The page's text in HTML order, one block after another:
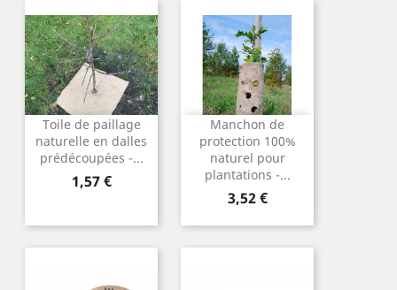
Toile de paillage
naturelle en dalles
prédécoupées -...
Prix
1,57 €
Manchon de
protection 100%
naturel pour
plantations -...
Prix
3,52 €